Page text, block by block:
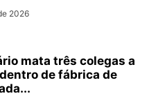
2026
mata três colegas a
de fábrica de